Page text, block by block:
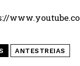
ANTESTREIAS